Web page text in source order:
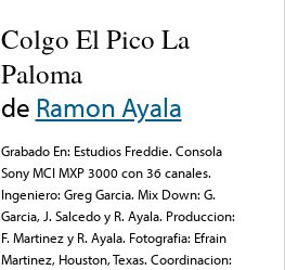
Colgo El Pico La
Paloma
de Ramon Ayala
Grabado En: Estudios Freddie. Consola
Sony MCI MXP 3000 con 36 canales.
Ingeniero: Greg Garcia. Mix Down: G.
Garcia, J. Salcedo y R. Ayala. Produccion:
F. Martinez y R. Ayala. Fotografia: Efrain
Martinez, Houston, Texas. Coordinacion: